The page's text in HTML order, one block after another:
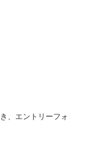
、エントリーフォ